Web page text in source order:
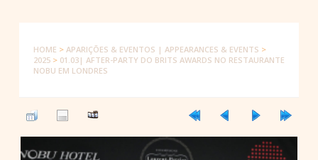
HOME > APARIÇÕES & EVENTOS | APPEARANCES & EVENTS >
2025 > 01.03| AFTER-PARTY DO BRITS AWARDS NO RESTAURANTE
NOBU EM LONDRES